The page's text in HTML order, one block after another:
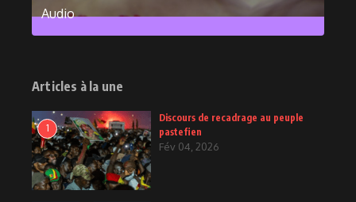
Audio
Articles à la une
1
Discours de recadrage au peuple
pastefien
Fév 04, 2026